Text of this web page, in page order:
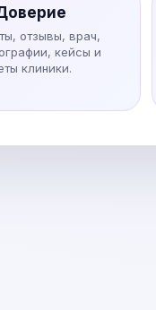
отзывы, врач,
кейсы и
клиники.